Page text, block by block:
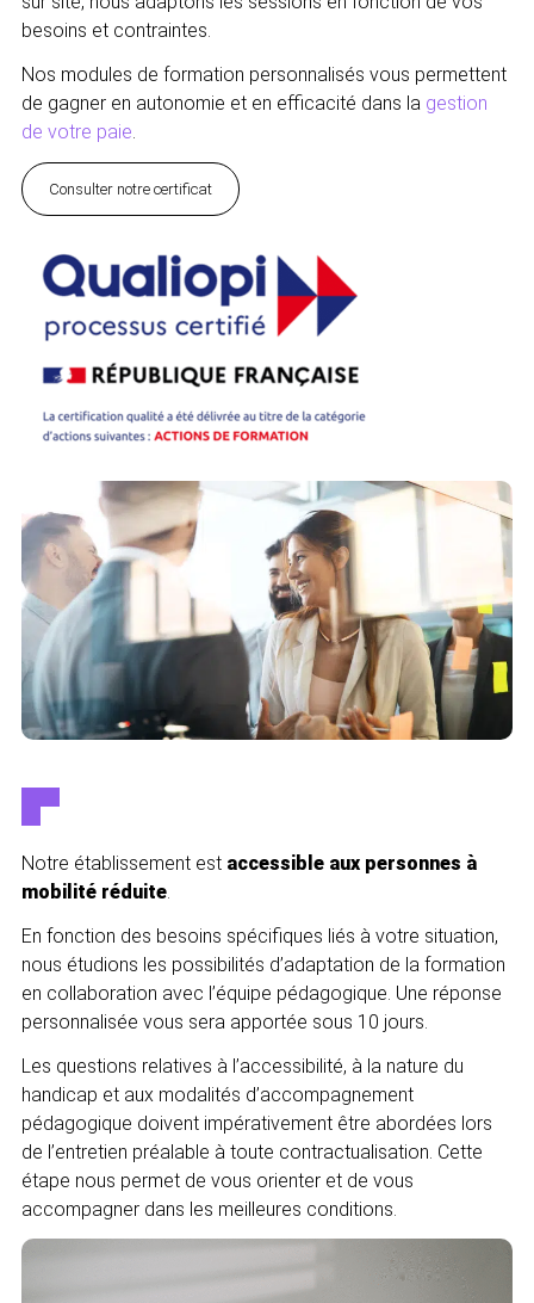
besoins et contraintes.
Nos modules de formation personnalisés vous permettent
de gagner en autonomie et en efficacité dans la gestion
de votre paie.
Consulter notre certificat
Notre établissement est accessible aux personnes à
mobilité réduite.
En fonction des besoins spécifiques liés à votre situation,
nous étudions les possibilités d’adaptation de la formation
en collaboration avec l’équipe pédagogique. Une réponse
personnalisée vous sera apportée sous 10 jours.
Les questions relatives à l’accessibilité, à la nature du
handicap et aux modalités d’accompagnement
pédagogique doivent impérativement être abordées lors
de l’entretien préalable à toute contractualisation. Cette
étape nous permet de vous orienter et de vous
accompagner dans les meilleures conditions.